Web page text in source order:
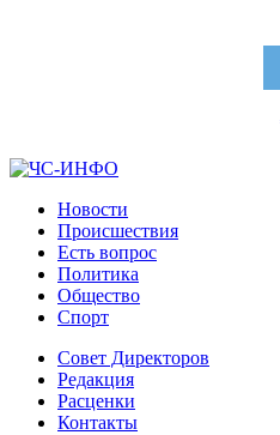
Новости
Происшествия
Есть вопрос
Политика
Общество
Спорт
Совет Директоров
Редакция
Расценки
Контакты